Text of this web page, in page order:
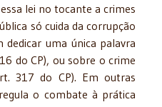
lei no tocante a crimes
só cuida da corrupção
dedicar uma única palavra
do CP), ou sobre o crime
317 do CP). Em outras
o combate à prática